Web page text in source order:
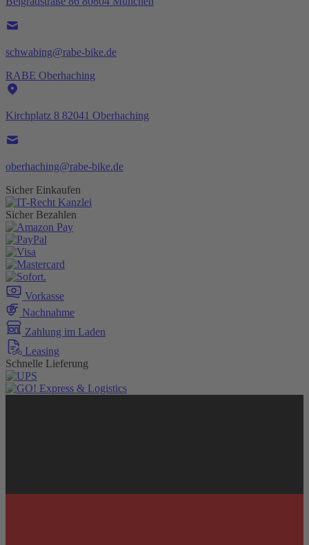
schwabing@rabe-bike.de
RABE Oberhaching
Kirchplatz 8 82041 Oberhaching
oberhaching@rabe-bike.de
Sicher Einkaufen
Sicher Bezahlen
Vorkasse
Nachnahme
Zahlung im Laden
Leasing
Schnelle Lieferung